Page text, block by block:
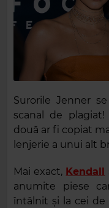
Surorile Jenner
scanal de
două ar fi copiat
lenjerie a unui alt
Mai exact, Kendall
anumite piese
întâlnit și la cei de